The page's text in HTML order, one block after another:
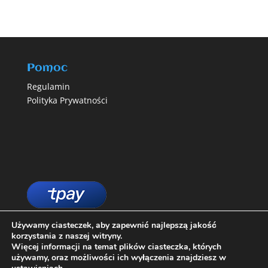
Pomoc
Regulamin
Polityka Prywatności
Używamy ciasteczek, aby zapewnić najlepszą jakość
korzystania z naszej witryny.
Więcej informacji na temat plików ciasteczka, których
używamy, oraz możliwości ich wyłączenia znajdziesz w